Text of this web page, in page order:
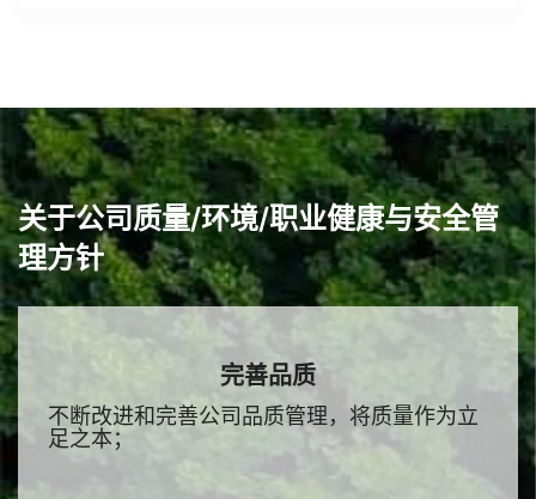
关于公司质量/环境/职业健康与安全管
理方针
完善品质
不断改进和完善公司品质管理，将质量作为立
足之本；